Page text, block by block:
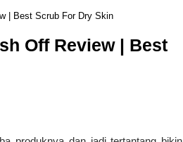
| Best Scrub For Dry Skin
Off Review | Best